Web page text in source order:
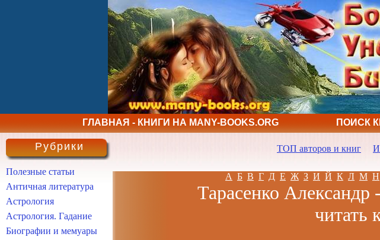
ГЛАВНАЯ - КНИГИ НА MANY-BOOKS.ORG ПОИСК
ТОП авторов и книг
А Б В Г Д Е Ж З И Й К Л М Н
Тарасенко Александр
читать
Рубрики
Полезные статьи
Античная литература
Астрология
Астрология. Гадание
Биографии и мемуары